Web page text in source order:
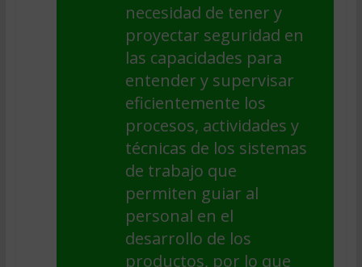
necesidad de tener y
proyectar seguridad en
las capacidades para
entender y supervisar
eficientemente los
procesos, actividades y
técnicas de los sistemas
de trabajo que
permiten guiar al
personal en el
desarrollo de los
productos, por lo que